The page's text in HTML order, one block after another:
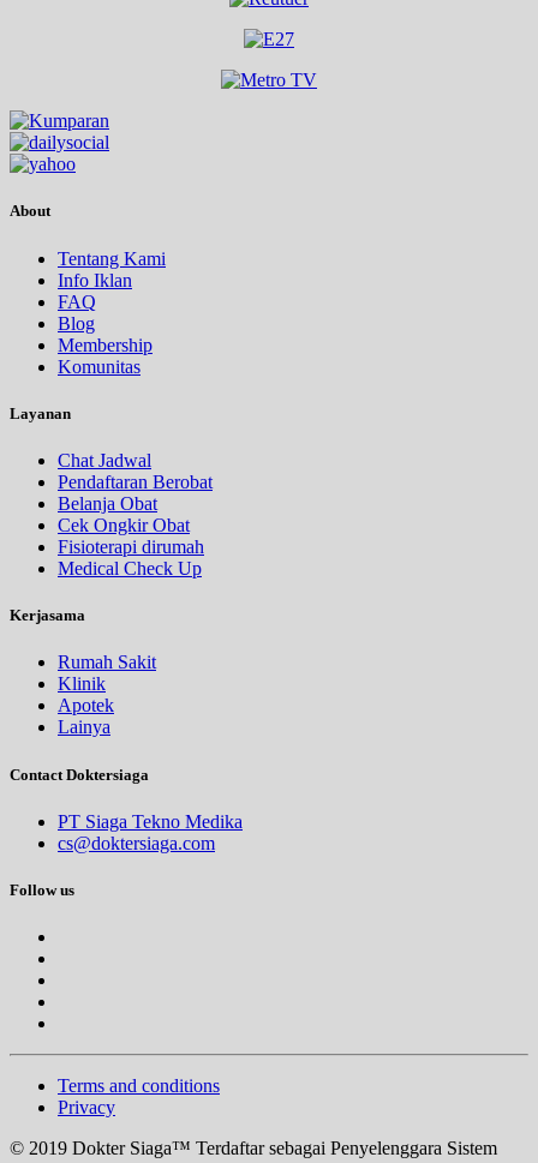
About
Tentang Kami
Info Iklan
FAQ
Blog
Membership
Komunitas
Layanan
Chat Jadwal
Pendaftaran Berobat
Belanja Obat
Cek Ongkir Obat
Fisioterapi dirumah
Medical Check Up
Kerjasama
Rumah Sakit
Klinik
Apotek
Lainya
Contact Doktersiaga
PT Siaga Tekno Medika
cs@doktersiaga.com
Follow us
Terms and conditions
Privacy
© 2019 Dokter Siaga™ Terdaftar sebagai Penyelenggara Sistem